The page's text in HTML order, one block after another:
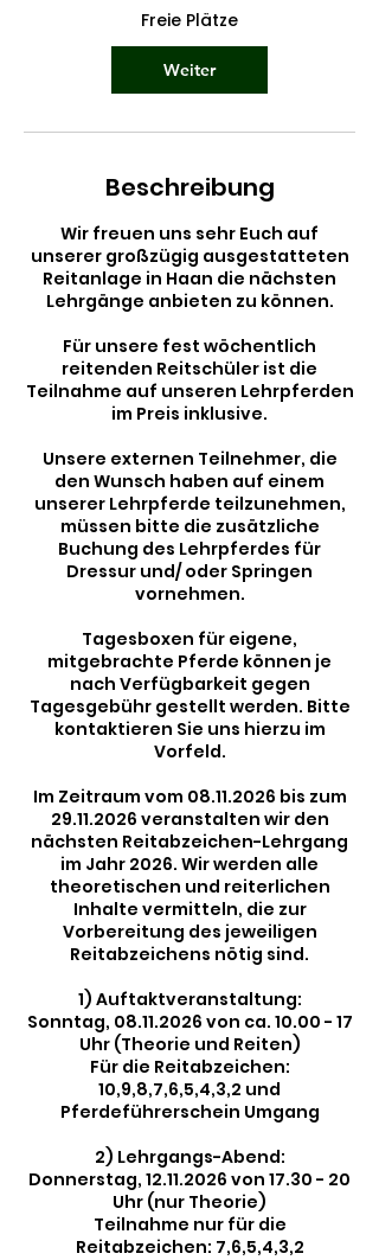
t
.
v
Freie Plätze
Weiter
Beschreibung
Wir freuen uns sehr Euch auf
unserer großzügig ausgestatteten
Reitanlage in Haan die nächsten
Lehrgänge anbieten zu können.
Für unsere fest wöchentlich
reitenden Reitschüler ist die
Teilnahme auf unseren Lehrpferden
im Preis inklusive.
Unsere externen Teilnehmer, die
den Wunsch haben auf einem
unserer Lehrpferde teilzunehmen,
müssen bitte die zusätzliche
Buchung des Lehrpferdes für
Dressur und/ oder Springen
vornehmen.
Tagesboxen für eigene,
mitgebrachte Pferde können je
nach Verfügbarkeit gegen
Tagesgebühr gestellt werden. Bitte
kontaktieren Sie uns hierzu im
Vorfeld.
Im Zeitraum vom 08.11.2026 bis zum
29.11.2026 veranstalten wir den
nächsten Reitabzeichen-Lehrgang
im Jahr 2026. Wir werden alle
theoretischen und reiterlichen
Inhalte vermitteln, die zur
Vorbereitung des jeweiligen
Reitabzeichens nötig sind.
1) Auftaktveranstaltung:
Sonntag, 08.11.2026 von ca. 10.00 - 17
Uhr (Theorie und Reiten)
Für die Reitabzeichen:
10,9,8,7,6,5,4,3,2 und
Pferdeführerschein Umgang
2) Lehrgangs-Abend:
Donnerstag, 12.11.2026 von 17.30 - 20
Uhr (nur Theorie)
Teilnahme nur für die
Reitabzeichen: 7,6,5,4,3,2